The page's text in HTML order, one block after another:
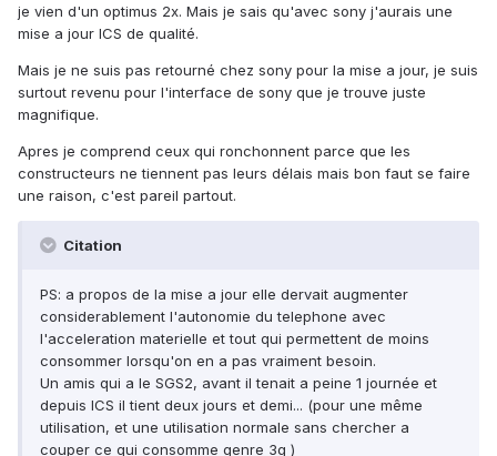
je vien d'un optimus 2x. Mais je sais qu'avec sony j'aurais une
mise a jour ICS de qualité.
Mais je ne suis pas retourné chez sony pour la mise a jour, je suis
surtout revenu pour l'interface de sony que je trouve juste
magnifique.
Apres je comprend ceux qui ronchonnent parce que les
constructeurs ne tiennent pas leurs délais mais bon faut se faire
une raison, c'est pareil partout.
Citation
PS: a propos de la mise a jour elle dervait augmenter
considerablement l'autonomie du telephone avec
l'acceleration materielle et tout qui permettent de moins
consommer lorsqu'on en a pas vraiment besoin.
Un amis qui a le SGS2, avant il tenait a peine 1 journée et
depuis ICS il tient deux jours et demi... (pour une même
utilisation, et une utilisation normale sans chercher a
couper ce qui consomme genre 3g )